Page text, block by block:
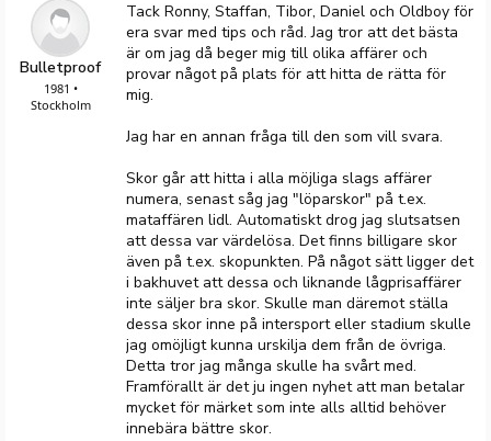
Bulletproof
1981 •
Stockholm
Tack Ronny, Staffan, Tibor, Daniel och Oldboy för
era svar med tips och råd. Jag tror att det bästa
är om jag då beger mig till olika affärer och
provar något på plats för att hitta de rätta för
mig.
Jag har en annan fråga till den som vill svara.
Skor går att hitta i alla möjliga slags affärer
numera, senast såg jag "löparskor" på t.ex.
mataffären lidl. Automatiskt drog jag slutsatsen
att dessa var värdelösa. Det finns billigare skor
även på t.ex. skopunkten. På något sätt ligger det
i bakhuvet att dessa och liknande lågprisaffärer
inte säljer bra skor. Skulle man däremot ställa
dessa skor inne på intersport eller stadium skulle
jag omöjligt kunna urskilja dem från de övriga.
Detta tror jag många skulle ha svårt med.
Framförallt är det ju ingen nyhet att man betalar
mycket för märket som inte alls alltid behöver
innebära bättre skor.